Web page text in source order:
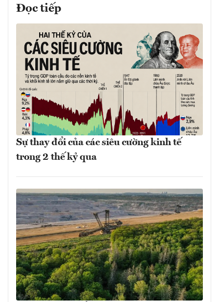
Đọc tiếp
Sự thay đổi của các siêu cường kinh tế
trong 2 thế kỷ qua